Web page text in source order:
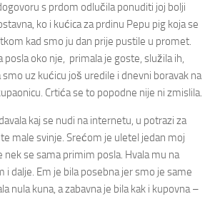
s prdom odlučila ponuditi joj bolji
ko i kućica za prdinu Pepu pig koja se
kad smo ju dan prije pustile u promet.
posla oko nje, primala je goste, služila ih,
uz kućicu još uredile i dnevni boravak na
Crtića se to popodne nije ni zmislila.
kaj se nudi na internetu, u potrazi za
male svinje. Srećom je uletel jedan moj
nek se sama primim posla. Hvala mu na
i dalje. Em je bila posebna jer smo je same
nula kuna, a zabavna je bila kak i kupovna –